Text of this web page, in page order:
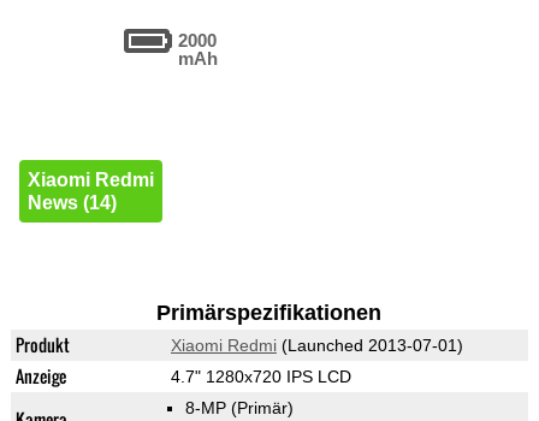
2000
mAh
Xiaomi Redmi
News (14)
Primärspezifikationen
Produkt Xiaomi Redmi(Launched 2013-07-01)
Anzeige 4.7" 1280x720 IPS LCD
8-MP (Primär)